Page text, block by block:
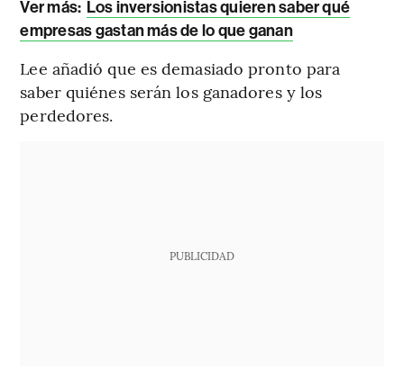
Ver más: Los inversionistas quieren saber qué
empresas gastan más de lo que ganan
Lee añadió que es demasiado pronto para
saber quiénes serán los ganadores y los
perdedores.
PUBLICIDAD